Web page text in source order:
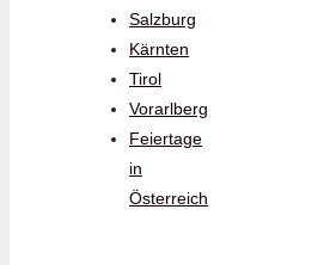
Salzburg
Kärnten
Tirol
Vorarlberg
Feiertage
in
Österreich